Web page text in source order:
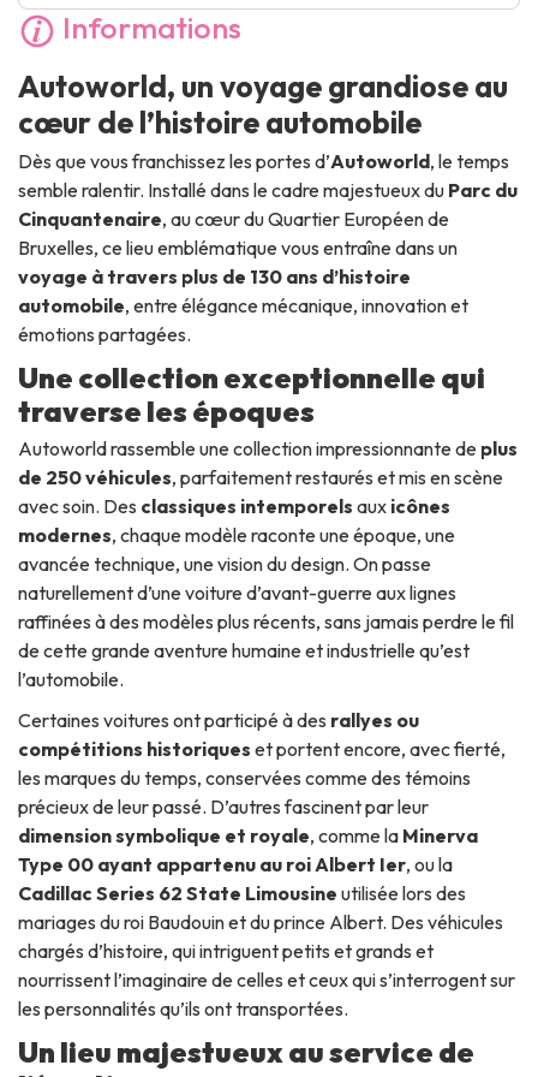
Informations
Autoworld, un voyage grandiose au
cœur de l’histoire automobile
Dès que vous franchissez les portes d’Autoworld, le temps
semble ralentir. Installé dans le cadre majestueux du Parc du
Cinquantenaire, au cœur du Quartier Européen de
Bruxelles, ce lieu emblématique vous entraîne dans un
voyage à travers plus de 130 ans d’histoire
automobile, entre élégance mécanique, innovation et
émotions partagées.
Une collection exceptionnelle qui
traverse les époques
Autoworld rassemble une collection impressionnante de plus
de 250 véhicules, parfaitement restaurés et mis en scène
avec soin. Des classiques intemporels aux icônes
modernes, chaque modèle raconte une époque, une
avancée technique, une vision du design. On passe
naturellement d’une voiture d’avant-guerre aux lignes
raffinées à des modèles plus récents, sans jamais perdre le fil
de cette grande aventure humaine et industrielle qu’est
l’automobile.
Certaines voitures ont participé à des rallyes ou
compétitions historiques et portent encore, avec fierté,
les marques du temps, conservées comme des témoins
précieux de leur passé. D’autres fascinent par leur
dimension symbolique et royale, comme la Minerva
Type 00 ayant appartenu au roi Albert Ier, ou la
Cadillac Series 62 State Limousine utilisée lors des
mariages du roi Baudouin et du prince Albert. Des véhicules
chargés d’histoire, qui intriguent petits et grands et
nourrissent l’imaginaire de celles et ceux qui s’interrogent sur
les personnalités qu’ils ont transportées.
Un lieu majestueux au service de